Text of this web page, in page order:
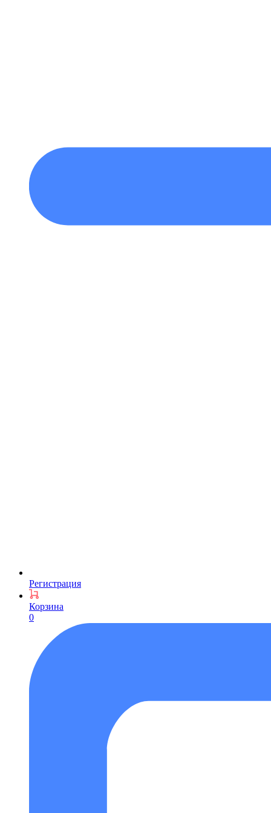
Регистрация
Корзина
0